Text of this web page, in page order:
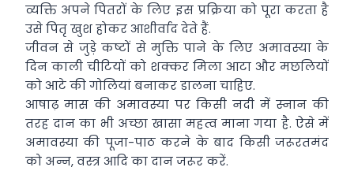
व्यक्ति अपने पितरों के लिए इस प्रक्रिया को पूरा करता है
उसे पितृ खुश होकर आशीर्वाद देते हैं.
जीवन से जुड़े कष्टों से मुक्ति पाने के लिए अमावस्या के
दिन काली चीटियों को शक्कर मिला आटा और मछलियों
को आटे की गोलियां बनाकर डालना चाहिए.
आषाढ़ मास की अमावस्या पर किसी नदी में स्नान की
तरह दान का भी अच्छा खासा महत्व माना गया है. ऐसे में
अमावस्या की पूजा-पाठ करने के बाद किसी जरूरतमंद
को अन्न, वस्त्र आदि का दान जरूर करें.